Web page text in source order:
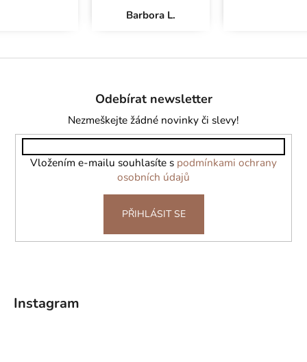
Barbora L.
Odebírat newsletter
Nezmeškejte žádné novinky či slevy!
Vložením e-mailu souhlasíte s podmínkami ochrany
osobních údajů
PŘIHLÁSIT SE
Instagram